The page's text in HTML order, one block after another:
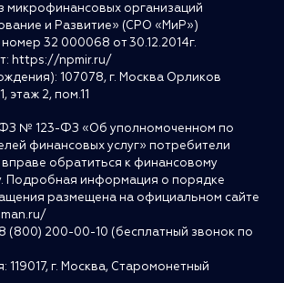
микрофинансовых организаций
и Развитие» (СРО «МиР»)
32 000068 от 30.12.2014г.
https://npmir.ru/
107078, г. Москва Орликов
этаж 2, пом.11
ФЗ № 123-ФЗ «Об уполномоченном по
финансовых услуг» потребители
вправе обратиться к финансовому
Подробная информация о порядке
размещена на официальном сайте
(800) 200-00-10 (бесплатный звонок по
119017, г. Москва, Старомонетный